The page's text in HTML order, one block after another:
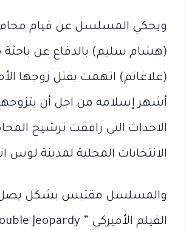
ويحكي المسلسل عن قيام
(هشام سليم) بالدفاع عن
(علاغانم) اتهمت بقتل زوجها
أشهر إسلامه من اجل أن
الاحداث التي رافقت ترشيح
الانتخابات المحلية لمدينة لوس
والمسلسل مقتبس بشكل يصل